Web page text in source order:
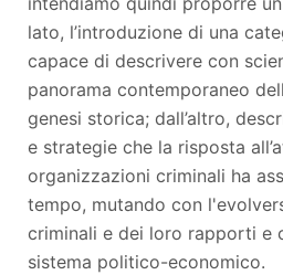
lato, l’introduzione di una
capace di descrivere con
panorama contemporaneo
genesi storica; dall’altro,
e strategie che la risposta
organizzazioni criminali ha
tempo, mutando con
criminali e dei loro rapporti e
sistema politico-economico.